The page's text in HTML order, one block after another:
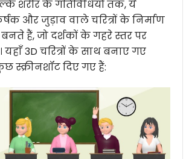
शरीर के गतिविधियों तक, ये
और जुड़ाव वाले चरित्रों के निर्माण
हैं, जो दर्शकों के गहरे स्तर पर
यहाँ 3D चरित्रों के साथ बनाए गए
स्क्रीनशॉट दिए गए हैं: